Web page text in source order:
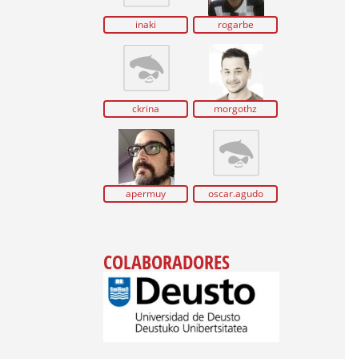
inaki rogarbe
ckrina morgothz
apermuy oscar.agudo
COLABORADORES